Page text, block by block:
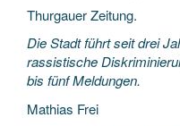
Thurgauer Zeitung.
Die Stadt führt seit drei
rassistische
bis fünf Meldungen.
Mathias Frei